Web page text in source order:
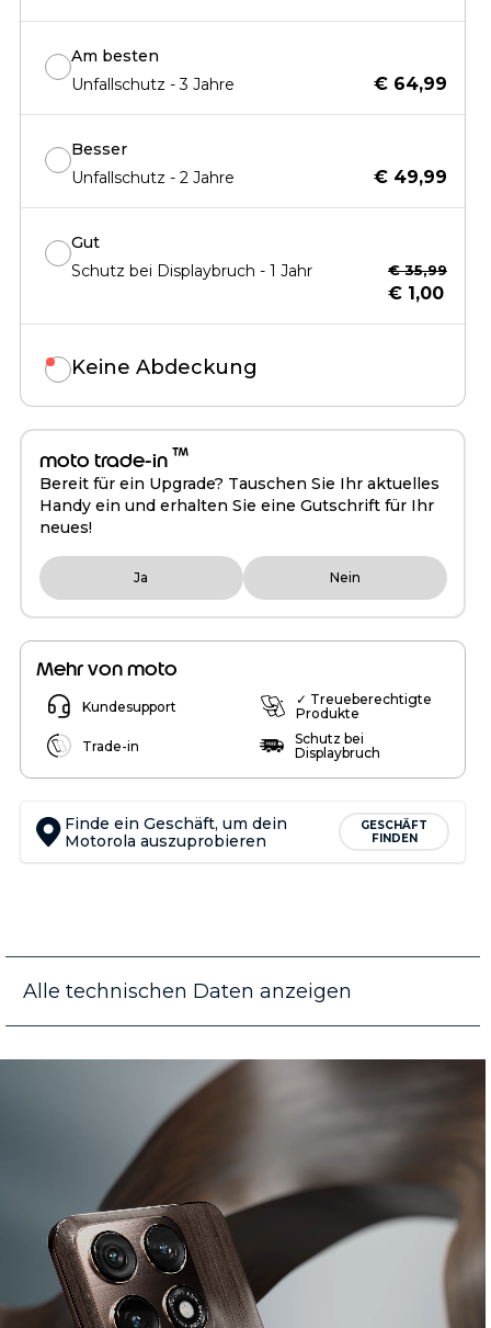
Am besten
Unfallschutz - 3 Jahre
€ 64,99
Besser
Unfallschutz - 2 Jahre
€ 49,99
Gut
Schutz bei Displaybruch - 1 Jahr
€ 35,99
€ 1,00
Keine Abdeckung
moto trade-in ™
Bereit für ein Upgrade? Tauschen Sie Ihr aktuelles
Handy ein und erhalten Sie eine Gutschrift für Ihr
neues!
Ja Nein
Mehr von moto
Kundesupport
✓ Treueberechtigte
Produkte
Trade-in
Schutz bei
Displaybruch
Finde ein Geschäft, um dein
Motorola auszuprobieren
GESCHÄFT
FINDEN
Alle technischen Daten anzeigen